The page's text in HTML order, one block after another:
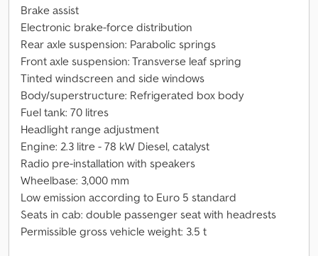
Brake assist
Electronic brake-force distribution
Rear axle suspension: Parabolic springs
Front axle suspension: Transverse leaf spring
Tinted windscreen and side windows
Body/superstructure: Refrigerated box body
Fuel tank: 70 litres
Headlight range adjustment
Engine: 2.3 litre - 78 kW Diesel, catalyst
Radio pre-installation with speakers
Wheelbase: 3,000 mm
Low emission according to Euro 5 standard
Seats in cab: double passenger seat with headrests
Permissible gross vehicle weight: 3.5 t